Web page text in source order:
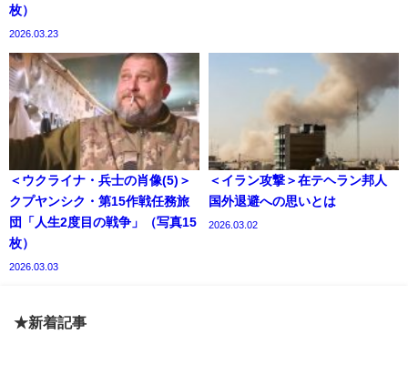
枚）
2026.03.23
＜ウクライナ・兵士の肖像(5)＞
クプヤンシク・第15作戦任務旅
団「人生2度目の戦争」（写真15
枚）
2026.03.03
＜イラン攻撃＞在テヘラン邦人
国外退避への思いとは
2026.03.02
★新着記事